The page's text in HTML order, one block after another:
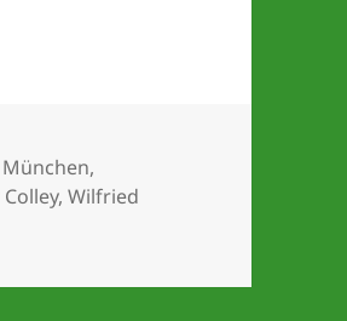
,
,Wilfried